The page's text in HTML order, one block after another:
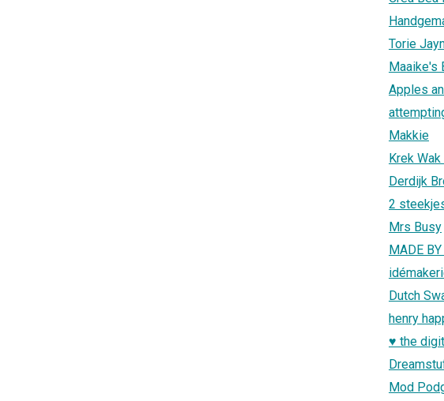
Torie
Maaike's
Apples
Makkie
Krek Wak
Derdijk
2
Mrs Busy
MADE
Dutch
henry
♥ the
Mod